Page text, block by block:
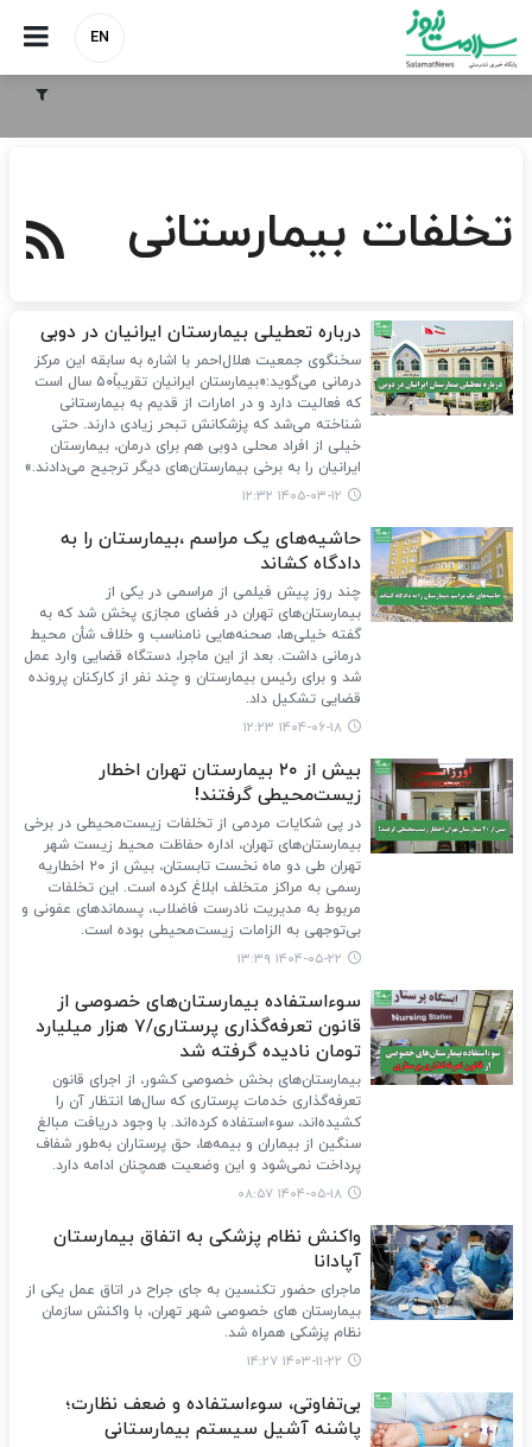
EN
تخلفات بیمارستانی
درباره تعطیلی بیمارستان ایرانیان در دوبی
سخنگوی جمعیت هلال‌احمر با اشاره به سابقه این مرکز
درمانی می‌گوید:«بیمارستان ایرانیان تقریباً۵۰ سال است
که فعالیت دارد و در امارات از قدیم به بیمارستانی
شناخته می‌شد که پزشکانش تبحر زیادی دارند. حتی
خیلی از افراد محلی دوبی هم برای درمان، بیمارستان
ایرانیان را به برخی بیمارستان‌های دیگر ترجیح می‌دادند.»
۱۴۰۵-۰۳-۱۲ ۱۲:۳۲
حاشیه‌های یک مراسم ،بیمارستان را به
دادگاه کشاند
چند روز پیش فیلمی از مراسمی در یکی از
بیمارستان‌های تهران در فضای مجازی پخش شد که به
گفته خیلی‌ها، صحنه‌هایی نامناسب و خلاف شأن محیط
درمانی داشت. بعد از این ماجرا، دستگاه قضایی وارد عمل
شد و برای رئیس بیمارستان و چند نفر از کارکنان پرونده
قضایی تشکیل داد.
۱۴۰۴-۰۶-۱۸ ۱۲:۲۳
بیش از ۲۰ بیمارستان تهران اخطار
زیست‌محیطی گرفتند!
در پی شکایات مردمی از تخلفات زیست‌محیطی در برخی
بیمارستان‌های تهران، اداره حفاظت محیط زیست شهر
تهران طی دو ماه نخست تابستان، بیش از ۲۰ اخطاریه
رسمی به مراکز متخلف ابلاغ کرده است. این تخلفات
مربوط به مدیریت نادرست فاضلاب، پسماندهای عفونی و
بی‌توجهی به الزامات زیست‌محیطی بوده است.
۱۴۰۴-۰۵-۲۲ ۱۳:۳۹
سوءاستفاده بیمارستان‌های خصوصی از
قانون تعرفه‌گذاری پرستاری/۷ هزار میلیارد
تومان نادیده گرفته شد
بیمارستان‌های بخش خصوصی کشور، از اجرای قانون
تعرفه‌گذاری خدمات پرستاری که سال‌ها انتظار آن را
کشیده‌اند، سوءاستفاده کرده‌اند. با وجود دریافت مبالغ
سنگین از بیماران و بیمه‌ها، حق پرستاران به‌طور شفاف
پرداخت نمی‌شود و این وضعیت همچنان ادامه دارد.
۱۴۰۴-۰۵-۱۸ ۰۸:۵۷
واکنش نظام پزشکی به اتفاق بیمارستان
آپادانا
ماجرای حضور تکنسین به جای جراح در اتاق عمل یکی از
بیمارستان های خصوصی شهر تهران، با واکنش سازمان
نظام پزشکی همراه شد.
۱۴۰۳-۱۱-۲۲ ۱۴:۲۷
بی‌تفاوتی، سوءاستفاده و ضعف نظارت؛
پاشنه آشیل سیستم بیمارستانی